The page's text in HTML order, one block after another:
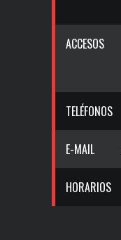
ACCESOS
TELÉFONOS
E-MAIL
HORARIOS